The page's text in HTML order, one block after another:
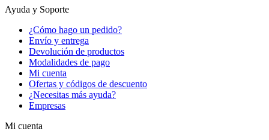
Ayuda y Soporte
¿Cómo hago un pedido?
Envío y entrega
Devolución de productos
Modalidades de pago
Mi cuenta
Ofertas y códigos de descuento
¿Necesitas más ayuda?
Empresas
Mi cuenta